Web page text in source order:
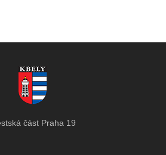
část Praha 19